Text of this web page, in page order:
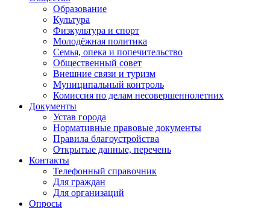
Образование
Культура
Физкультура и спорт
Молодёжная политика
Семья, опека и попечительство
Общественный совет
Внешние связи и туризм
Муниципальный контроль
Комиссия по делам несовершеннолетних
Документы
Устав города
Нормативные правовые документы
Правила благоустройства
Открытые данные, перечень
Контакты
Телефонный справочник
Для граждан
Для организаций
Опросы